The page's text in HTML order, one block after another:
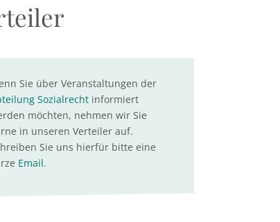
Sie über Veranstaltungen der
Sozialrechtinformiert
möchten, nehmen wir Sie
in unseren Verteiler auf.
Sie uns hierfür bitte eine
Email.